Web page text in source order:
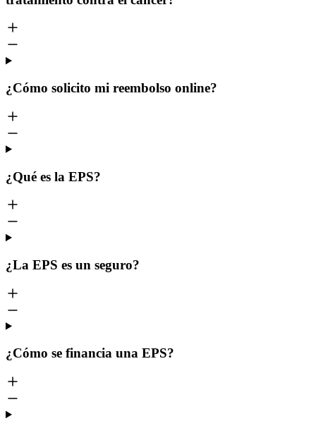
¿Cómo solicito mi reembolso online?
¿Qué es la EPS?
¿La EPS es un seguro?
¿Cómo se financia una EPS?